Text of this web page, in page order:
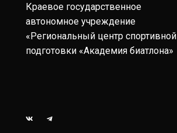
Краевое государственное
автономное учреждение
«Региональный центр спортивной
подготовки «Академия биатлона»